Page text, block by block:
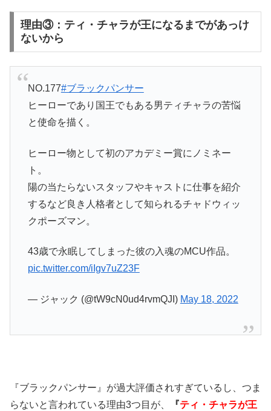
理由③：ティ・チャラが王になるまでがあっけ
ないから
NO.177#ブラックパンサー
ヒーローであり国王でもある男ティチャラの苦悩
と使命を描く。
ヒーロー物として初のアカデミー賞にノミネー
ト。
陽の当たらないスタッフやキャストに仕事を紹介
するなど良き人格者として知られるチャドウィッ
クポーズマン。
43歳で永眠してしまった彼の入魂のMCU作品。
pic.twitter.com/iIgv7uZ23F
— ジャック (@tW9cN0ud4rvmQJI) May 18, 2022
『ブラックパンサー』が過大評価されすぎているし、つま
らないと言われている理由3つ目が、
『ティ・チャラが王